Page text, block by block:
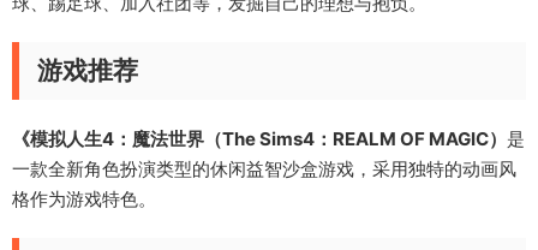
游戏推荐
《模拟人生4：魔法世界（The Sims4：REALM OF MAGIC） 是
一款全新角色扮演类型的休闲益智沙盒游戏，采用独特的动画风
格作为游戏特色。